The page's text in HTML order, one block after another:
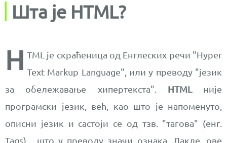
Шта је HTML?
H TML је скраћеница од Енглеских речи "Hyper
Text Markup Language", или у преводу "језик
за обележавање хипертекста". HTMLније
програмски језик, већ, као што је напоменуто,
описни језик и састоји се од тзв. "тагова" (енг.
Tags) , што у преводу значи ознака. Дакле, ове